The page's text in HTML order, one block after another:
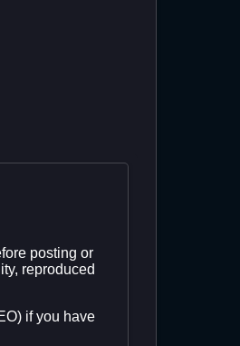
posting or
reproduced
if you have